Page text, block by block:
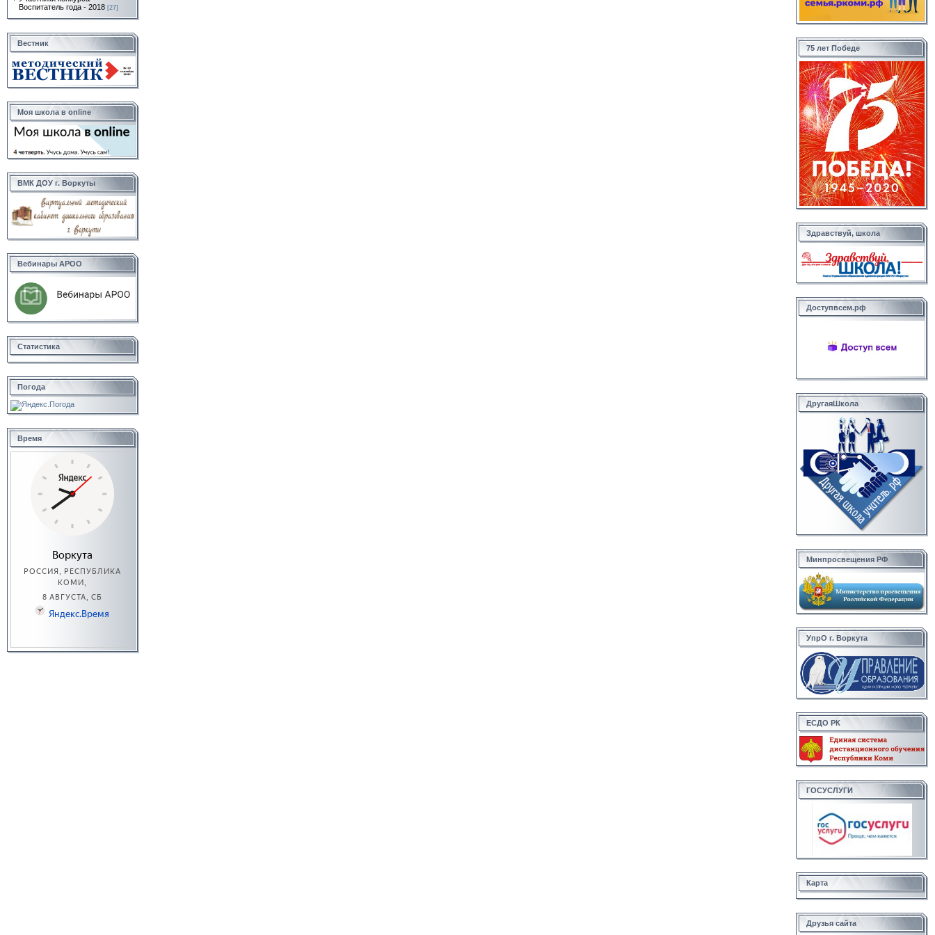
Воспитатель года - 2018 [27]
Вестник
Моя школа в online
ВМК ДОУ г. Воркуты
Вебинары АРОО
Статистика
Погода
Время
75 лет Победе
Здравствуй, школа
Доступвсем.рф
ДругаяШкола
Минпросвещения РФ
УпрО г. Воркута
ЕСДО РК
ГОСУСЛУГИ
Карта
Друзья сайта